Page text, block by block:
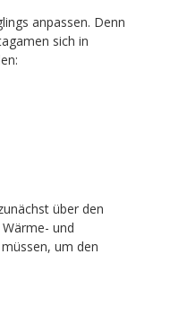
anpassen. Denn
sich in
über den
und
um den